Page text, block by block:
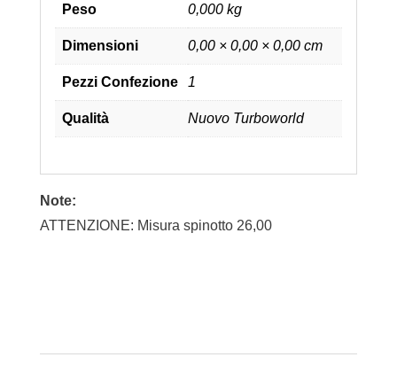
Peso 0,000 kg
Dimensioni 0,00 × 0,00 × 0,00 cm
Pezzi Confezione 1
Qualità Nuovo Turboworld
Note:
ATTENZIONE: Misura spinotto 26,00